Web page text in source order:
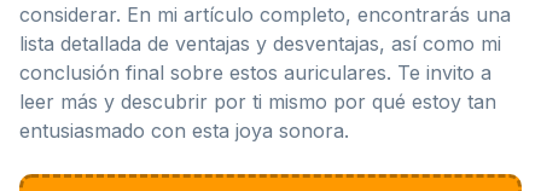
considerar. En mi artículo completo, encontrarás una
lista detallada de ventajas y desventajas, así como mi
conclusión final sobre estos auriculares. Te invito a
leer más y descubrir por ti mismo por qué estoy tan
entusiasmado con esta joya sonora.